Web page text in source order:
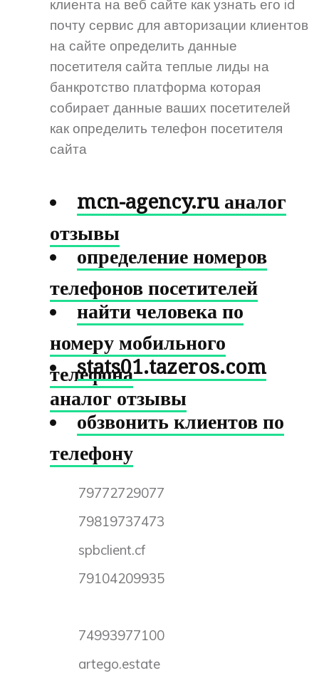
клиента на веб сайте как узнать его id
почту сервис для авторизации клиентов
на сайте определить данные
посетителя сайта теплые лиды на
банкротство платформа которая
собирает данные ваших посетителей
как определить телефон посетителя
сайта
mcn-agency.ru аналог
отзывы
определение номеров
телефонов посетителей
найти человека по
номеру мобильного
телефона
stats01.tazeros.com
аналог отзывы
обзвонить клиентов по
телефону
79772729077
79819737473
spbclient.cf
79104209935
74993977100
artego.estate